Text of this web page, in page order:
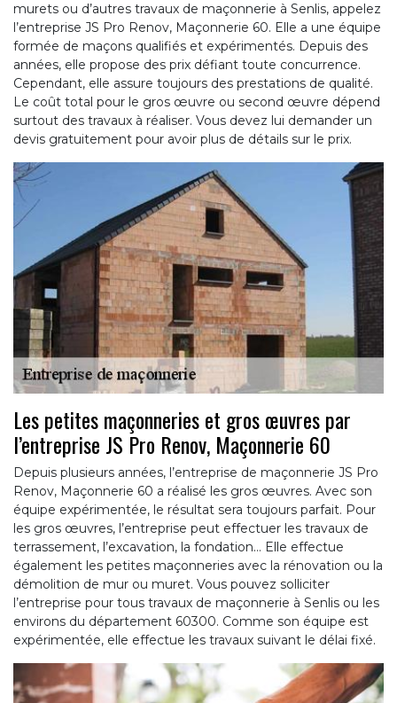
murets ou d’autres travaux de maçonnerie à Senlis, appelez
l’entreprise JS Pro Renov, Maçonnerie 60. Elle a une équipe
formée de maçons qualifiés et expérimentés. Depuis des
années, elle propose des prix défiant toute concurrence.
Cependant, elle assure toujours des prestations de qualité.
Le coût total pour le gros œuvre ou second œuvre dépend
surtout des travaux à réaliser. Vous devez lui demander un
devis gratuitement pour avoir plus de détails sur le prix.
Les petites maçonneries et gros œuvres par
l’entreprise JS Pro Renov, Maçonnerie 60
Depuis plusieurs années, l’entreprise de maçonnerie JS Pro
Renov, Maçonnerie 60 a réalisé les gros œuvres. Avec son
équipe expérimentée, le résultat sera toujours parfait. Pour
les gros œuvres, l’entreprise peut effectuer les travaux de
terrassement, l’excavation, la fondation… Elle effectue
également les petites maçonneries avec la rénovation ou la
démolition de mur ou muret. Vous pouvez solliciter
l’entreprise pour tous travaux de maçonnerie à Senlis ou les
environs du département 60300. Comme son équipe est
expérimentée, elle effectue les travaux suivant le délai fixé.